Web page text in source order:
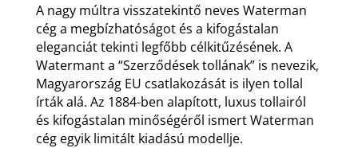
A nagy múltra visszatekintő neves Waterman
cég a megbízhatóságot és a kifogástalan
eleganciát tekinti legfőbb célkitűzésének. A
Watermant a “Szerződések tollának” is nevezik,
Magyarország EU csatlakozását is ilyen tollal
írták alá. Az 1884-ben alapított, luxus tollairól
és kifogástalan minőségéről ismert Waterman
cég egyik limitált kiadású modellje.